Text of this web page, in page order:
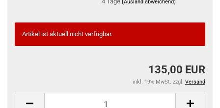
(Ausland abweichend)
Artikel ist aktuell nicht verfügbar.
135,00 EUR
inkl. 19% MwSt. zzgl. Versand